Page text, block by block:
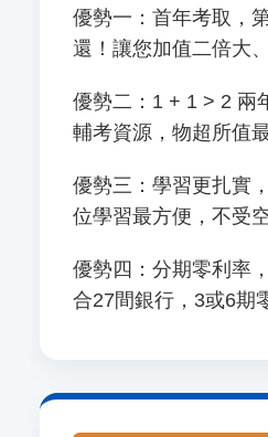
優勢一：首年考取，
還！讓您加值二倍大
優勢二：1 + 1 > 2 兩
輔考資源，物超所值
優勢三：學習更扎實
位學習最方便，不受
優勢四：分期零利率
合27間銀行，3或6期